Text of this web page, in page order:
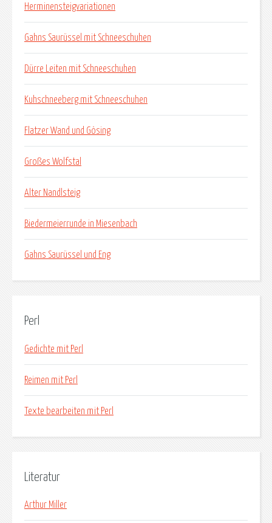
Herminensteigvariationen
Gahns Saurüssel mit Schneeschuhen
Dürre Leiten mit Schneeschuhen
Kuhschneeberg mit Schneeschuhen
Flatzer Wand und Gösing
Großes Wolfstal
Alter Nandlsteig
Biedermeierrunde in Miesenbach
Gahns Saurüssel und Eng
Perl
Gedichte mit Perl
Reimen mit Perl
Texte bearbeiten mit Perl
Literatur
Arthur Miller